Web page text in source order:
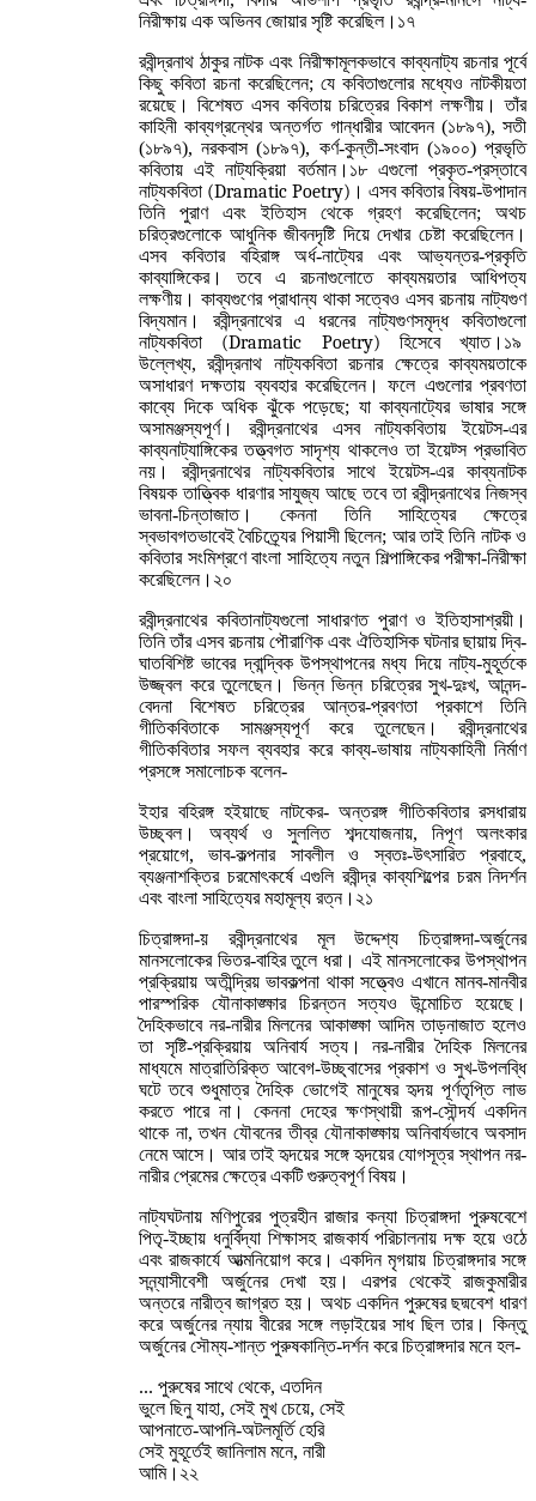
নিরীক্ষায় এক অভিনব জোয়ার সৃষ্টি করেছিল।১৭
রবীন্দ্রনাথ ঠাকুর নাটক এবং নিরীক্ষামূলকভাবে কাব্যনাট্য রচনার পূর্বে
কিছু কবিতা রচনা করেছিলেন; যে কবিতাগুলোর মধ্যেও নাটকীয়তা
রয়েছে। বিশেষত এসব কবিতায় চরিত্রের বিকাশ লক্ষণীয়। তাঁর
কাহিনী কাব্যগ্রন্থের অন্তর্গত গান্ধারীর আবেদন (১৮৯৭), সতী
(১৮৯৭), নরকবাস (১৮৯৭), কর্ণ-কুন্তী-সংবাদ (১৯০০) প্রভৃতি
কবিতায় এই নাট্যক্রিয়া বর্তমান।১৮ এগুলো প্রকৃত-প্রস্তাবে
নাট্যকবিতা (Dramatic Poetry) । এসব কবিতার বিষয়-উপাদান
তিনি পুরাণ এবং ইতিহাস থেকে গ্রহণ করেছিলেন; অথচ
চরিত্রগুলোকে আধুনিক জীবনদৃষ্টি দিয়ে দেখার চেষ্টা করেছিলেন।
এসব কবিতার বহিরাঙ্গ অর্ধ-নাট্যের এবং আভ্যন্তর-প্রকৃতি
কাব্যাঙ্গিকের। তবে এ রচনাগুলোতে কাব্যময়তার আধিপত্য
লক্ষণীয়। কাব্যগুণের প্রাধান্য থাকা সত্বেও এসব রচনায় নাট্যগুণ
বিদ্যমান। রবীন্দ্রনাথের এ ধরনের নাট্যগুণসমৃদ্ধ কবিতাগুলো
নাট্যকবিতা (Dramatic Poetry) হিসেবে খ্যাত।১৯
উল্লেখ্য, রবীন্দ্রনাথ নাট্যকবিতা রচনার ক্ষেত্রে কাব্যময়তাকে
অসাধারণ দক্ষতায় ব্যবহার করেছিলেন। ফলে এগুলোর প্রবণতা
কাব্যে দিকে অধিক ঝুঁকে পড়েছে; যা কাব্যনাট্যের ভাষার সঙ্গে
অসামঞ্জস্যপূর্ণ। রবীন্দ্রনাথের এসব নাট্যকবিতায় ইয়েটস-এর
কাব্যনাট্যাঙ্গিকের তত্ত্বগত সাদৃশ্য থাকলেও তা ইয়েট্স প্রভাবিত
নয়। রবীন্দ্রনাথের নাট্যকবিতার সাথে ইয়েটস-এর কাব্যনাটক
বিষয়ক তাত্ত্বিক ধারণার সাযুজ্য আছে তবে তা রবীন্দ্রনাথের নিজস্ব
ভাবনা-চিন্তাজাত। কেননা তিনি সাহিত্যের ক্ষেত্রে
স্বভাবগতভাবেই বৈচিত্র্যের পিয়াসী ছিলেন; আর তাই তিনি নাটক ও
কবিতার সংমিশ্রণে বাংলা সাহিত্যে নতুন শিল্পাঙ্গিকের পরীক্ষা-নিরীক্ষা
করেছিলেন।২০
রবীন্দ্রনাথের কবিতানাট্যগুলো সাধারণত পুরাণ ও ইতিহাসাশ্রয়ী।
তিনি তাঁর এসব রচনায় পৌরাণিক এবং ঐতিহাসিক ঘটনার ছায়ায় দ্বি-
ঘাতবিশিষ্ট ভাবের দ্বান্দ্বিক উপস্থাপনের মধ্য দিয়ে নাট্য-মুহূর্তকে
উজ্জ্বল করে তুলেছেন। ভিন্ন ভিন্ন চরিত্রের সুখ-দুঃখ, আনন্দ-
বেদনা বিশেষত চরিত্রের আন্তর-প্রবণতা প্রকাশে তিনি
গীতিকবিতাকে সামঞ্জস্যপূর্ণ করে তুলেছেন। রবীন্দ্রনাথের
গীতিকবিতার সফল ব্যবহার করে কাব্য-ভাষায় নাট্যকাহিনী নির্মাণ
প্রসঙ্গে সমালোচক বলেন-
ইহার বহিরঙ্গ হইয়াছে নাটকের- অন্তরঙ্গ গীতিকবিতার রসধারায়
উচ্ছ্বল। অব্যর্থ ও সুললিত শব্দযোজনায়, নিপূণ অলংকার
প্রয়োগে, ভাব-কল্পনার সাবলীল ও স্বতঃ-উৎসারিত প্রবাহে,
ব্যঞ্জনাশক্তির চরমোৎকর্ষে এগুলি রবীন্দ্র কাব্যশিল্পের চরম নিদর্শন
এবং বাংলা সাহিত্যের মহামূল্য রত্ন।২১
চিত্রাঙ্গদা-য় রবীন্দ্রনাথের মূল উদ্দেশ্য চিত্রাঙ্গদা-অর্জুনের
মানসলোকের ভিতর-বাহির তুলে ধরা। এই মানসলোকের উপস্থাপন
প্রক্রিয়ায় অতীন্দ্রিয় ভাবকল্পনা থাকা সত্ত্বেও এখানে মানব-মানবীর
পারস্পরিক যৌনাকাঙ্ক্ষার চিরন্তন সত্যও উন্মোচিত হয়েছে।
দৈহিকভাবে নর-নারীর মিলনের আকাঙ্ক্ষা আদিম তাড়নাজাত হলেও
তা সৃষ্টি-প্রক্রিয়ায় অনিবার্য সত্য। নর-নারীর দৈহিক মিলনের
মাধ্যমে মাত্রাতিরিক্ত আবেগ-উচ্ছ্বাসের প্রকাশ ও সুখ-উপলব্ধি
ঘটে তবে শুধুমাত্র দৈহিক ভোগেই মানুষের হৃদয় পূর্ণতৃপ্তি লাভ
করতে পারে না। কেননা দেহের ক্ষণস্থায়ী রূপ-সৌন্দর্য একদিন
থাকে না, তখন যৌবনের তীব্র যৌনাকাঙ্ক্ষায় অনিবার্যভাবে অবসাদ
নেমে আসে। আর তাই হৃদয়ের সঙ্গে হৃদয়ের যোগসূত্র স্থাপন নর-
নারীর প্রেমের ক্ষেত্রে একটি গুরুত্বপূর্ণ বিষয়।
নাট্যঘটনায় মণিপুরের পুত্রহীন রাজার কন্যা চিত্রাঙ্গদা পুরুষবেশে
পিতৃ-ইচ্ছায় ধনুর্বিদ্যা শিক্ষাসহ রাজকার্য পরিচালনায় দক্ষ হয়ে ওঠে
এবং রাজকার্যে আত্মনিয়োগ করে। একদিন মৃগয়ায় চিত্রাঙ্গদার সঙ্গে
সন্ন্যাসীবেশী অর্জুনের দেখা হয়। এরপর থেকেই রাজকুমারীর
অন্তরে নারীত্ব জাগ্রত হয়। অথচ একদিন পুরুষের ছদ্মবেশ ধারণ
করে অর্জুনের ন্যায় বীরের সঙ্গে লড়াইয়ের সাধ ছিল তার। কিন্তু
অর্জুনের সৌম্য-শান্ত পুরুষকান্তি-দর্শন করে চিত্রাঙ্গদার মনে হল-
... পুরুষের সাথে থেকে, এতদিন
ভুলে ছিনু যাহা, সেই মুখ চেয়ে, সেই
আপনাতে-আপনি-অটলমূর্তি হেরি
সেই মুহূর্তেই জানিলাম মনে, নারী
আমি।২২